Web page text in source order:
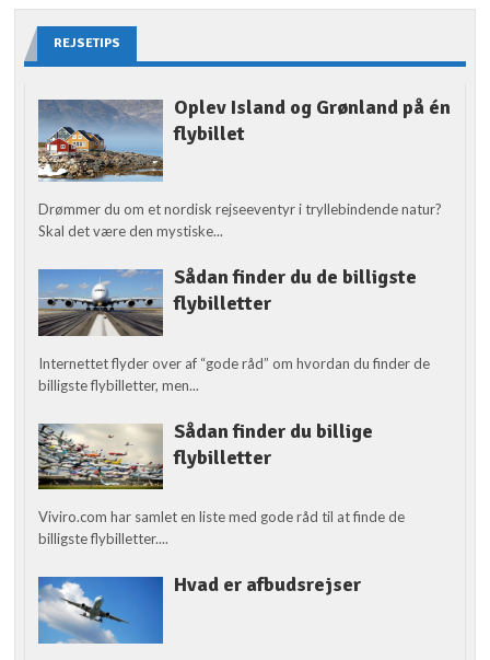
REJSETIPS
Oplev Island og Grønland på én
flybillet
Drømmer du om et nordisk rejseeventyr i tryllebindende natur?
Skal det være den mystiske...
Sådan finder du de billigste
flybilletter
Internettet flyder over af “gode råd” om hvordan du finder de
billigste flybilletter, men...
Sådan finder du billige
flybilletter
Viviro.com har samlet en liste med gode råd til at finde de
billigste flybilletter....
Hvad er afbudsrejser